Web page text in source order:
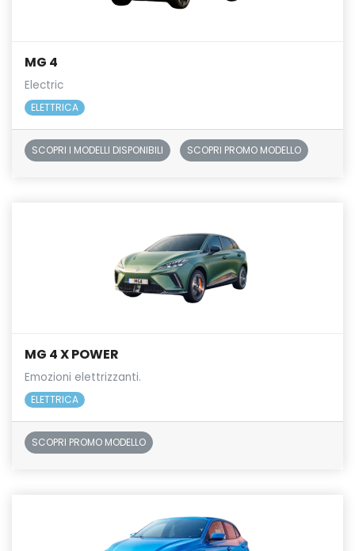
MG 4
Electric
ELETTRICA
SCOPRI I MODELLI DISPONIBILI SCOPRI PROMO MODELLO
MG 4 X POWER
Emozioni elettrizzanti.
ELETTRICA
SCOPRI PROMO MODELLO